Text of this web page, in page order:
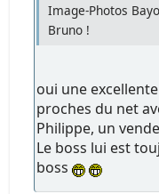
Image-Photos
Bruno !
oui une
proches du net
Philippe, un
Le boss lui est
boss